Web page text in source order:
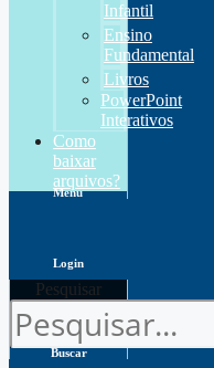
Infantil
Ensino
Fundamental
Livros
PowerPoint
Interativos
Como
baixar
arquivos?
Menu
Login
Pesquisar
Buscar